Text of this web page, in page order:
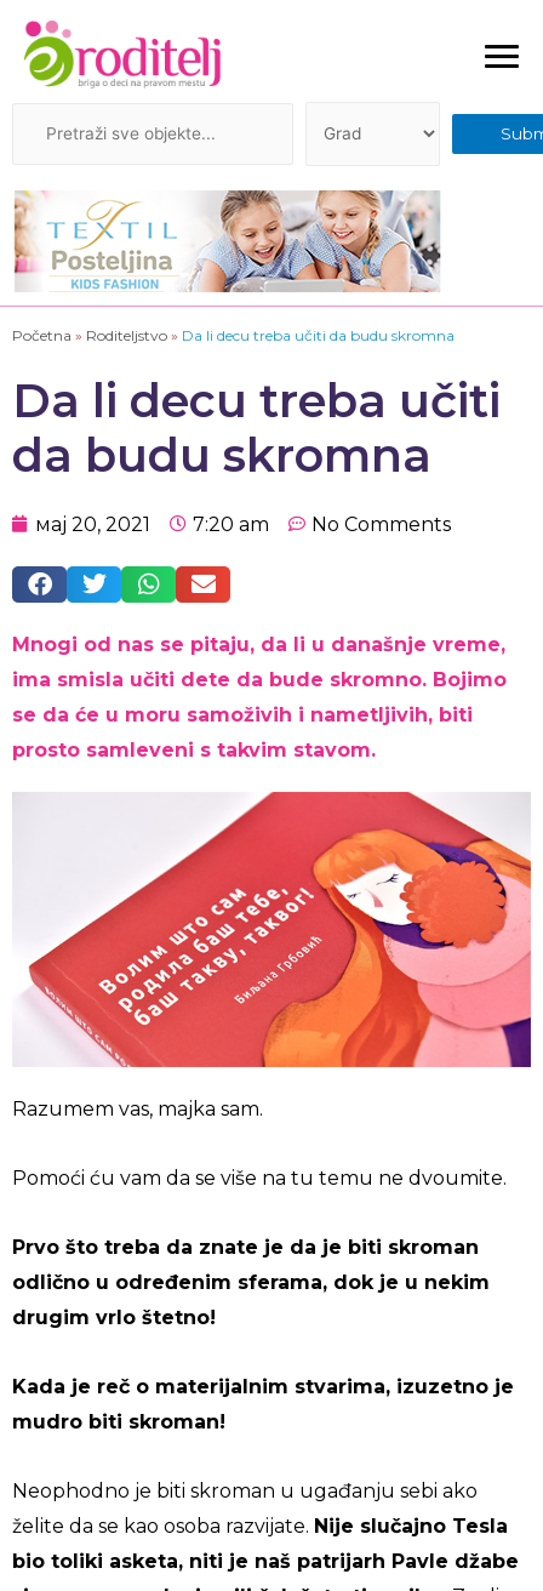
Početna » Roditeljstvo » Da li decu treba učiti da budu skromna
Da li decu treba učiti
da budu skromna
мај 20, 2021 7:20 am No Comments
Mnogi od nas se pitaju, da li u današnje vreme,
ima smisla učiti dete da bude skromno. Bojimo
se da će u moru samoživih i nametljivih, biti
prosto samleveni s takvim stavom.
Razumem vas, majka sam.
Pomoći ću vam da se više na tu temu ne dvoumite.
Prvo što treba da znate je da je biti skroman
odlično u određenim sferama, dok je u nekim
drugim vrlo štetno!
Kada je reč o materijalnim stvarima, izuzetno je
mudro biti skroman!
Neophodno je biti skroman u ugađanju sebi ako
želite da se kao osoba razvijate. Nije slučajno Tesla
bio toliki asketa, niti je naš patrijarh Pavle džabe